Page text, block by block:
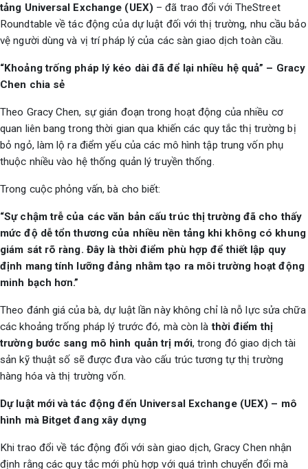
tảng Universal Exchange (UEX)– đã trao đổi với TheStreet
Roundtable về tác động của dự luật đối với thị trường, nhu cầu bảo
vệ người dùng và vị trí pháp lý của các sàn giao dịch toàn cầu.
“Khoảng trống pháp lý kéo dài đã để lại nhiều hệ quả” – Gracy
Chen chia sẻ
Theo Gracy Chen, sự gián đoạn trong hoạt động của nhiều cơ
quan liên bang trong thời gian qua khiến các quy tắc thị trường bị
bỏ ngỏ, làm lộ ra điểm yếu của các mô hình tập trung vốn phụ
thuộc nhiều vào hệ thống quản lý truyền thống.
Trong cuộc phỏng vấn, bà cho biết:
“Sự chậm trễ của các văn bản cấu trúc thị trường đã cho thấy
mức độ dễ tổn thương của nhiều nền tảng khi không có khung
giám sát rõ ràng. Đây là thời điểm phù hợp để thiết lập quy
định mang tính lưỡng đảng nhằm tạo ra môi trường hoạt động
minh bạch hơn.”
Theo đánh giá của bà, dự luật lần này không chỉ là nỗ lực sửa chữa
các khoảng trống pháp lý trước đó, mà còn làthời điểm thị
trường bước sang mô hình quản trị mới, trong đó giao dịch tài
sản kỹ thuật số sẽ được đưa vào cấu trúc tương tự thị trường
hàng hóa và thị trường vốn.
Dự luật mới và tác động đến Universal Exchange (UEX) – mô
hình mà Bitget đang xây dựng
Khi trao đổi về tác động đối với sàn giao dịch, Gracy Chen nhận
định rằng các quy tắc mới phù hợp với quá trình chuyển đổi mà